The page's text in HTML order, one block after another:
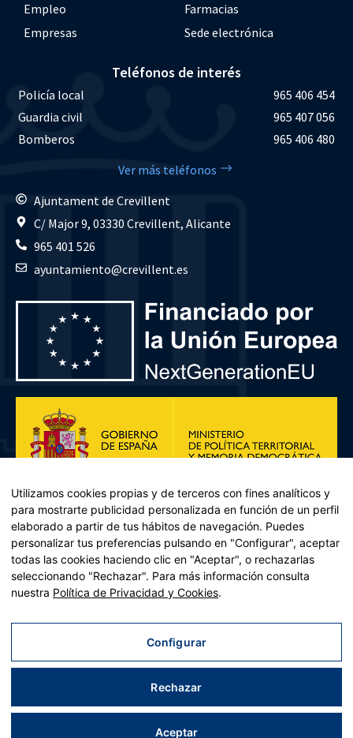
Empleo
Farmacias
Empresas
Sede electrónica
Teléfonos de interés
Policía local
965 406 454
Guardia civil
965 407 056
Bomberos
965 406 480
Ver más teléfonos
Ajuntament de Crevillent
C/ Major 9, 03330 Crevillent, Alicante
965 401 526
ayuntamiento@crevillent.es
Plan de Recuperación, Transformación y Resiliencia – Financiado por
Recuperación y resiliencia, establecido por el Reglamento (UE)
2021/241 del Parlamento Europeo y del Consejo, de 12 de febrero
Aviso legal|Política de privacidad|Política de cookies|Accesibilidad|Mapa web
| Desarrollado porTrestristes
Utilizamos cookies propias y de terceros con fines analíticos y
para mostrarte publicidad personalizada en función de un perfil
elaborado a partir de tus hábitos de navegación. Puedes
personalizar tus preferencias pulsando en "Configurar", aceptar
todas las cookies haciendo clic en "Aceptar", o rechazarlas
seleccionando "Rechazar". Para más información consulta
nuestra Política de Privacidad y Cookies.
Configurar
Rechazar
Aceptar